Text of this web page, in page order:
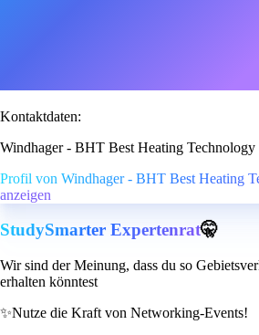
Kontaktdaten:
Windhager - BHT Best Heating
Profil von Windhager - BHT Best Heating
anzeigen
StudySmarter Expertenrat🤫
Wir sind der Meinung, dass du so
erhalten könntest
✨Nutze die Kraft von Networking-Events!